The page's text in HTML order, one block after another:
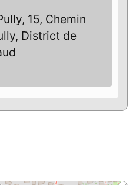
15, Chemin
District de